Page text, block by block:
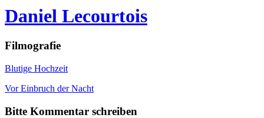
Daniel Lecourtois
Filmografie
Blutige Hochzeit
Vor Einbruch der Nacht
Bitte Kommentar schreiben